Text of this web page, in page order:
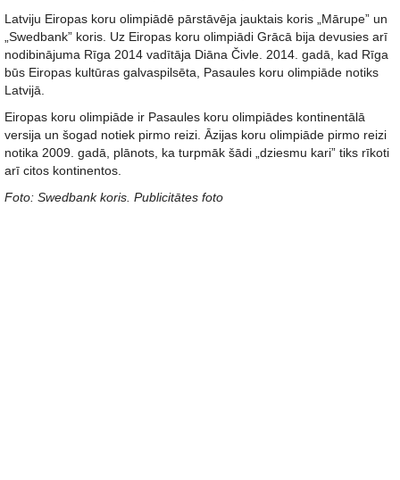
Latviju Eiropas koru olimpiādē pārstāvēja jauktais koris „Mārupe” un
„Swedbank” koris. Uz Eiropas koru olimpiādi Grācā bija devusies arī
nodibinājuma Rīga 2014 vadītāja Diāna Čivle. 2014. gadā, kad Rīga
būs Eiropas kultūras galvaspilsēta, Pasaules koru olimpiāde notiks
Latvijā.
Eiropas koru olimpiāde ir Pasaules koru olimpiādes kontinentālā
versija un šogad notiek pirmo reizi. Āzijas koru olimpiāde pirmo reizi
notika 2009. gadā, plānots, ka turpmāk šādi „dziesmu kari” tiks rīkoti
arī citos kontinentos.
Foto: Swedbank koris. Publicitātes foto